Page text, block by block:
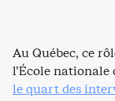
Au Québec, ce
l’École
le quart des